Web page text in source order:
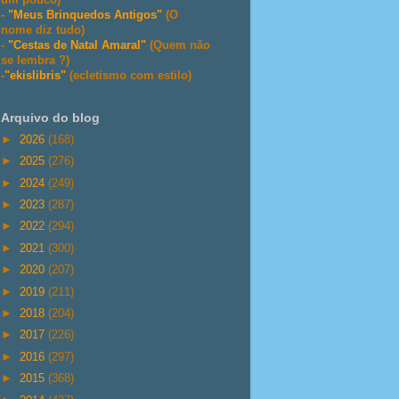
- "Meus Brinquedos Antigos" (O
nome diz tudo)
- "Cestas de Natal Amaral" (Quem não
se lembra ?)
-"ekislibris" (ecletismo com estilo)
Arquivo do blog
► 2026 (168)
► 2025 (276)
► 2024 (249)
► 2023 (287)
► 2022 (294)
► 2021 (300)
► 2020 (207)
► 2019 (211)
► 2018 (204)
► 2017 (226)
► 2016 (297)
► 2015 (368)